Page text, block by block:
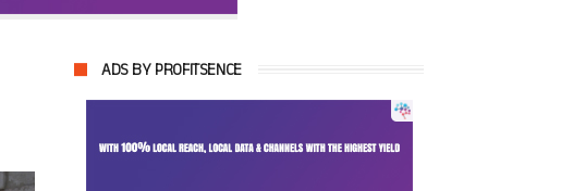
ADS BY PROFITSENCE